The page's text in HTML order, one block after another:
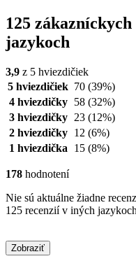
125
jazykoch
3,9 z 5 hviezdičiek
5 hviezdičiek 70 (39%)
4 hviezdičky
58 (32%)
3 hviezdičky
23 (12%)
2 hviezdičky
12 (6%)
1 hviezdička
15 (8%)
178 hodnotení
Nie sú aktuálne žiadne
125 recenzií v iných
Zobraziť